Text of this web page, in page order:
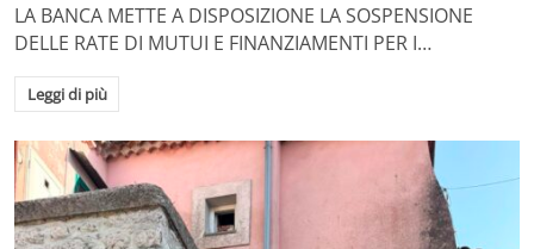
LA BANCA METTE A DISPOSIZIONE LA SOSPENSIONE
DELLE RATE DI MUTUI E FINANZIAMENTI PER I…
Leggi di più